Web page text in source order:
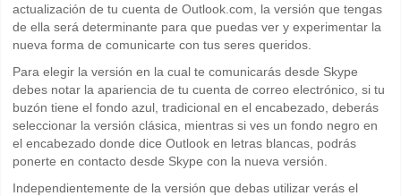
actualización de tu cuenta de Outlook.com, la versión que tengas
de ella será determinante para que puedas ver y experimentar la
nueva forma de comunicarte con tus seres queridos.
Para elegir la versión en la cual te comunicarás desde Skype
debes notar la apariencia de tu cuenta de correo electrónico, si tu
buzón tiene el fondo azul, tradicional en el encabezado, deberás
seleccionar la versión clásica, mientras si ves un fondo negro en
el encabezado donde dice Outlook en letras blancas, podrás
ponerte en contacto desde Skype con la nueva versión.
Independientemente de la versión que debas utilizar verás el